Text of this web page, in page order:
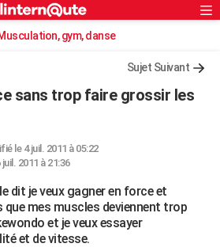
S'inscrire
Connexiongym, danse
Sujet Suivant
sans trop faire grossir les
le 4 juil. 2011 à 05:22
juil. 2011 à 21:36
dit je veux gagner en force et
mes muscles deviennent trop
et je veux essayer
et de vitesse.